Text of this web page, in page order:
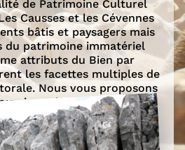
de Patrimoine Culturel
Causses et les Cévennes
bâtis et paysagers mais
du patrimoine immatériel
attributs du Bien par
les facettes multiples de
Nous vous proposons
quelques-unes.